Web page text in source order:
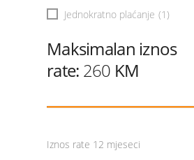
Jednokratno plaćanje (1)
Maksimalan iznos
rate: 260 KM
Iznos rate 12 mjeseci